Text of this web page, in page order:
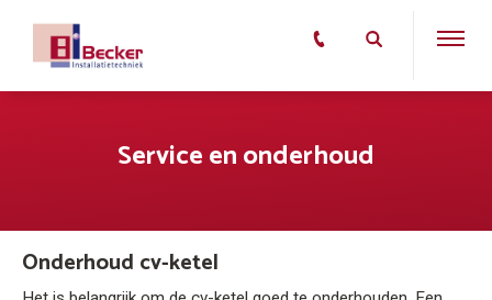
Service en onderhoud
Onderhoud cv-ketel